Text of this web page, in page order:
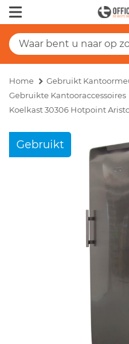
Home
Gebruikt
Gebruikte Kantooraccessoires
Koelkast 30306 Hotpoint
Gebruikt